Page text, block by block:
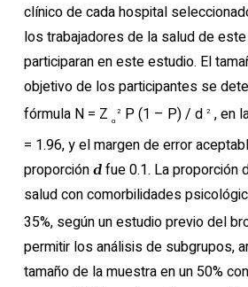
clínico de cada hospital
los trabajadores de la salud de
participaran en este estudio. El
objetivo de los participantes se
fórmula N = Z α
2 P (1 – P) / d 2 , en
= 1.96, y el margen de error
proporción dfue 0.1. La proporción
salud con comorbilidades
35%, según un estudio previo del
permitir los análisis de subgrupos,
tamaño de la muestra en un 50%